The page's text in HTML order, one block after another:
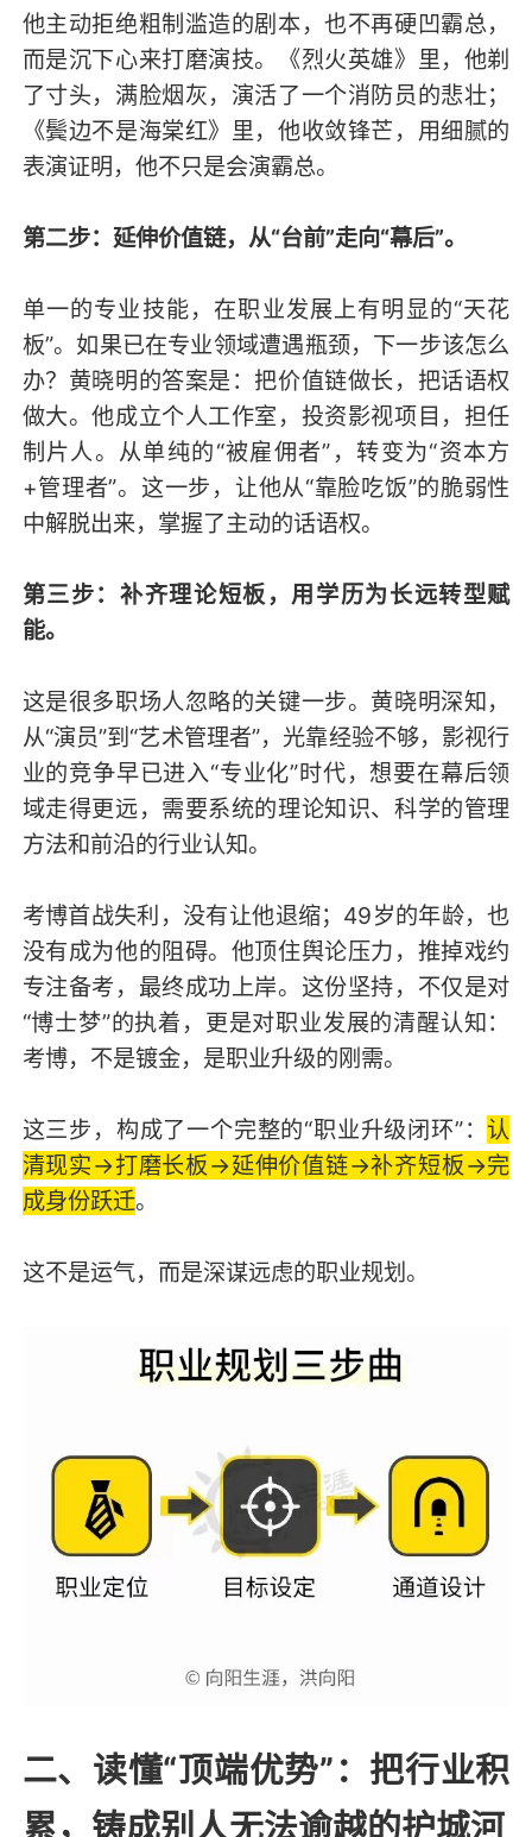
他主动拒绝粗制滥造的剧本，也不再硬凹霸总，
而是沉下心来打磨演技。《烈火英雄》里，他剃
了寸头，满脸烟灰，演活了一个消防员的悲壮；
《鬓边不是海棠红》里，他收敛锋芒，用细腻的
表演证明，他不只是会演霸总。
第二步：延伸价值链，从“台前”走向“幕后”。
单一的专业技能，在职业发展上有明显的“天花
板”。如果已在专业领域遭遇瓶颈，下一步该怎么
办？黄晓明的答案是：把价值链做长，把话语权
做大。他成立个人工作室，投资影视项目，担任
制片人。从单纯的“被雇佣者”，转变为“资本方
+管理者”。这一步，让他从“靠脸吃饭”的脆弱性
中解脱出来，掌握了主动的话语权。
第三步：补齐理论短板，用学历为长远转型赋
能。
这是很多职场人忽略的关键一步。黄晓明深知，
从“演员”到“艺术管理者”，光靠经验不够，影视行
业的竞争早已进入“专业化”时代，想要在幕后领
域走得更远，需要系统的理论知识、科学的管理
方法和前沿的行业认知。
考博首战失利，没有让他退缩；49岁的年龄，也
没有成为他的阻碍。他顶住舆论压力，推掉戏约
专注备考，最终成功上岸。这份坚持，不仅是对
“博士梦”的执着，更是对职业发展的清醒认知：
考博，不是镀金，是职业升级的刚需。
这三步，构成了一个完整的“职业升级闭环”： 认
清现实→打磨长板→延伸价值链→补齐短板→完
成身份跃迁。
这不是运气，而是深谋远虑的职业规划。
二、读懂“顶端优势”：把行业积
累，铸成别人无法逾越的护城河